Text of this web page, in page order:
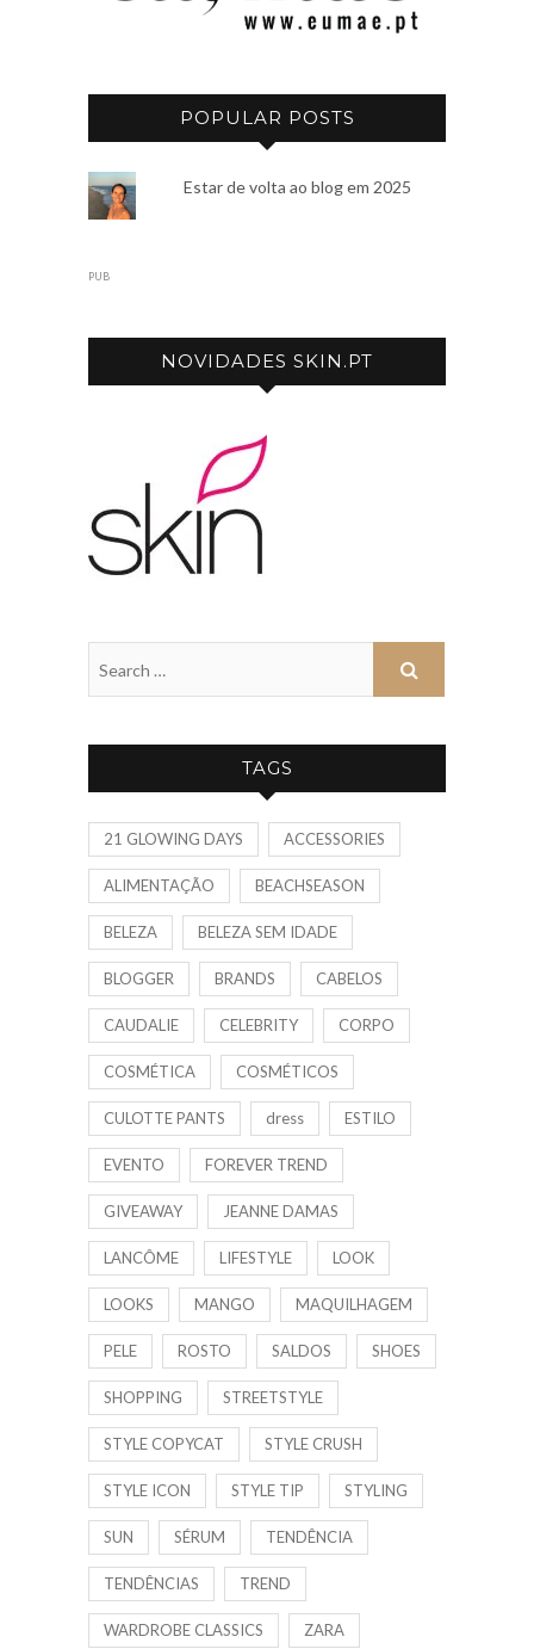
POPULAR POSTS
Estar de volta ao blog em 2025
PUB
NOVIDADES SKIN.PT
TAGS
21 GLOWING DAYS ACCESSORIES
ALIMENTAÇÃO BEACHSEASON
BELEZA BELEZA SEM IDADE
BLOGGER BRANDS CABELOS
CAUDALIE CELEBRITY CORPO
COSMÉTICA COSMÉTICOS
CULOTTE PANTS dress ESTILO
EVENTO FOREVER TREND
GIVEAWAY JEANNE DAMAS
LANCÔME LIFESTYLE LOOK
LOOKS MANGO MAQUILHAGEM
PELE ROSTO SALDOS SHOES
SHOPPING STREETSTYLE
STYLE COPYCAT STYLE CRUSH
STYLE ICON STYLE TIP STYLING
SUN SÉRUM TENDÊNCIA
TENDÊNCIAS TREND
WARDROBE CLASSICS ZARA